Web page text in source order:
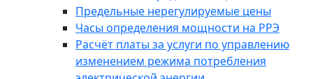
Предельные нерегулируемые цены
Часы определения мощности на РРЭ
Расчёт платы за услуги по управлению
изменением режима потребления